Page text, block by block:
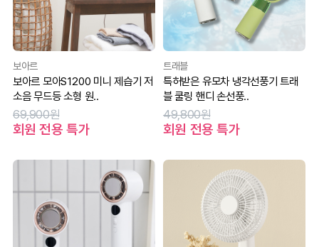
보아르
보아르 모아S1200 미니 제습기 저
소음 무드등 소형 원..
69,900원
회원 전용 특가
트래블
특허받은 유모차 냉각선풍기 트래
블 쿨링 핸디 손선풍..
49,800원
회원 전용 특가